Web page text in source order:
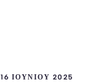
16 ΙΟΥΝΊΟΥ 2025